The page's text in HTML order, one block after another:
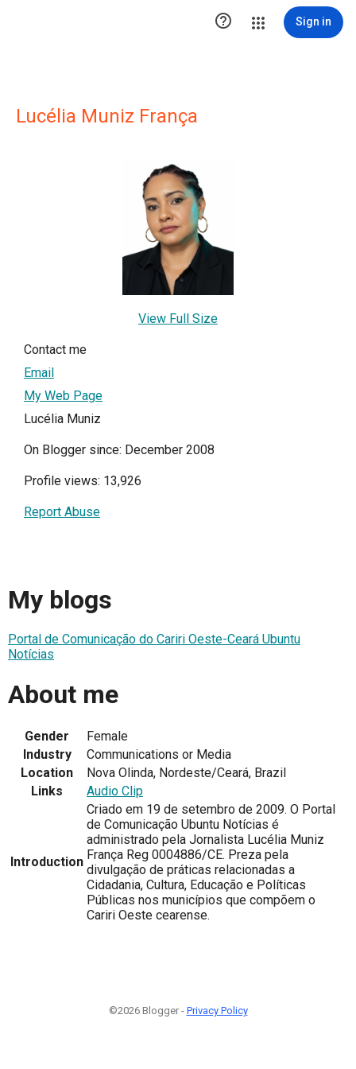
 Sign in
Lucélia Muniz França
View Full Size
Contact me
Email
My Web Page
Lucélia Muniz
On Blogger since: December 2008
Profile views: 13,926
Report Abuse
My blogs
Portal de Comunicação do Cariri Oeste-Ceará Ubuntu
Notícias
About me
Gender
Female
Industry
Communications or Media
Location
Nova Olinda, Nordeste/Ceará, Brazil
Links
Audio Clip
Introduction
Criado em 19 de setembro de 2009. O Portal
de Comunicação Ubuntu Notícias é
administrado pela Jornalista Lucélia Muniz
França Reg 0004886/CE. Preza pela
divulgação de práticas relacionadas a
Cidadania, Cultura, Educação e Políticas
Públicas nos municípios que compõem o
Cariri Oeste cearense.
©2026 Blogger - Privacy Policy